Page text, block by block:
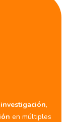
investigación,
en múltiples